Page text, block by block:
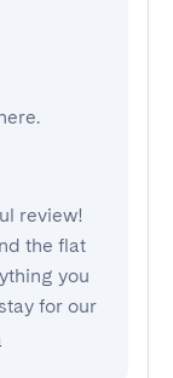
review!
the flat
you
for our